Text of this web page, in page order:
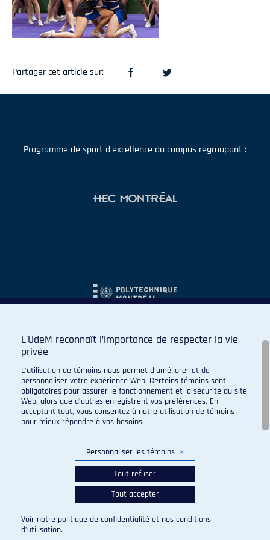
Partager cet article sur:
Programme de sport d'excellence du campus regroupant :
© 2026 Carabins de l'Université de Montréal. Tous droits
réservés.
Paramètres des témoins
L’UdeM reconnaît l’importance de respecter la vie
privée
L’utilisation de témoins nous permet d’améliorer et de
personnaliser votre expérience Web. Certains témoins sont
obligatoires pour assurer le fonctionnement et la sécurité du site
Web, alors que d’autres enregistrent vos préférences. En
acceptant tout, vous consentez à notre utilisation de témoins
pour mieux répondre à vos besoins.
Personnaliser les témoins >
Tout refuser
Tout accepter
Voir notre politique de confidentialité et nos conditions
d’utilisation.